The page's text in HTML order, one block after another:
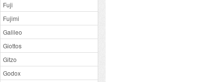
Fuji
Fujimi
Galileo
Giottos
Gitzo
Godox